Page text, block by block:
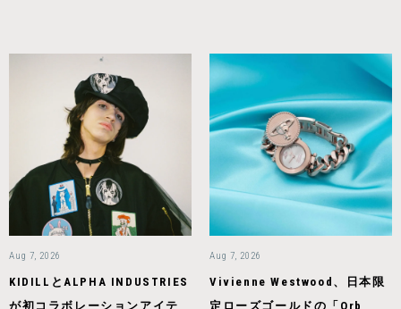
Aug 7, 2026
KIDILLとALPHA INDUSTRIES
が初コラボレーションアイテ
Aug 7, 2026
Vivienne Westwood、日本限
定ローズゴールドの「Orb